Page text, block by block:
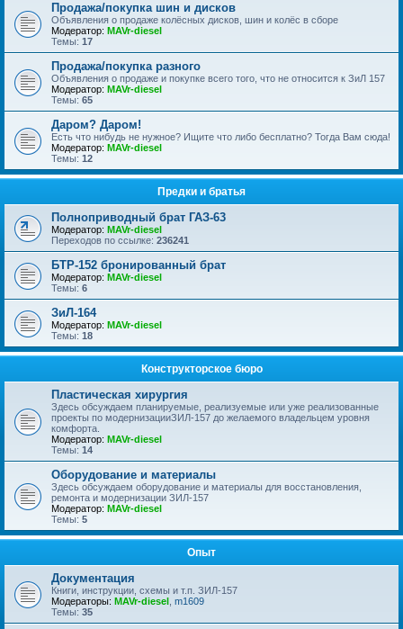
Продажа/покупка шин и дисков
Объявления о продаже колёсных дисков, шин и колёс в сборе
Модератор: MAVr-diesel
Темы: 17
Продажа/покупка разного
Объявления о продаже и покупке всего того, что не относится к ЗиЛ 157
Модератор: MAVr-diesel
Темы: 65
Даром? Даром!
Есть что нибудь не нужное? Ищите что либо бесплатно? Тогда Вам сюда!
Модератор: MAVr-diesel
Темы: 12
Предки и братья
Полноприводный брат ГАЗ-63
Модератор: MAVr-diesel
Переходов по ссылке: 236241
БТР-152 бронированный брат
Модератор: MAVr-diesel
Темы: 6
ЗиЛ-164
Модератор: MAVr-diesel
Темы: 18
Конструкторское бюро
Пластическая хирургия
Здесь обсуждаем планируемые, реализуемые или уже реализованные
проекты по модернизацииЗИЛ-157 до желаемого владельцем уровня
комфорта.
Модератор: MAVr-diesel
Темы: 14
Оборудование и материалы
Здесь обсуждаем оборудование и материалы для восстановления,
ремонта и модернизации ЗИЛ-157
Модератор: MAVr-diesel
Темы: 5
Опыт
Документация
Книги, инструкции, схемы и т.п. ЗИЛ-157
Модераторы: MAVr-diesel m1609
Темы: 35